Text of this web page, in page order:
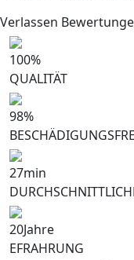
Verlassen
100%
QUALITÄT
98%
27min
20Jahre
EFRAHRUNG